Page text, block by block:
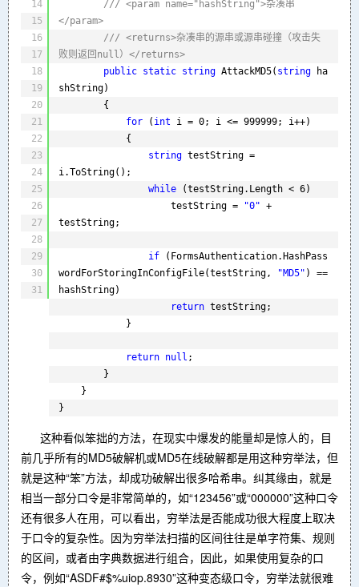
14
15
16
17
18
19
20
21
22
23
24
25
26
27
28
29
30
31
/// <param name="hashString">杂凑串
</param>
/// <returns>杂凑串的源串或源串碰撞（攻击失
败则返回null）</returns>
public static string AttackMD5( string
ha
shString)
{
for
( int
i = 0; i <= 999999; i++)
{
string testString =
i.ToString();
while
(testString.Length < 6)
testString =
"0" +
testString;
if
(FormsAuthentication.HashPass
wordForStoringInConfigFile(testString,
"MD5" ) ==
hashString)
return testString;
}
return null ;
}
}
}
这种看似笨拙的方法，在现实中爆发的能量却是惊人的，目
前几乎所有的MD5破解机或MD5在线破解都是用这种穷举法，但
就是这种“笨”方法，却成功破解出很多哈希串。纠其缘由，就是
相当一部分口令是非常简单的，如“123456”或“000000”这种口令
还有很多人在用，可以看出，穷举法是否能成功很大程度上取决
于口令的复杂性。因为穷举法扫描的区间往往是单字符集、规则
的区间，或者由字典数据进行组合，因此，如果使用复杂的口
令，例如“ASDF#$%uiop.8930”这种变态级口令，穷举法就很难